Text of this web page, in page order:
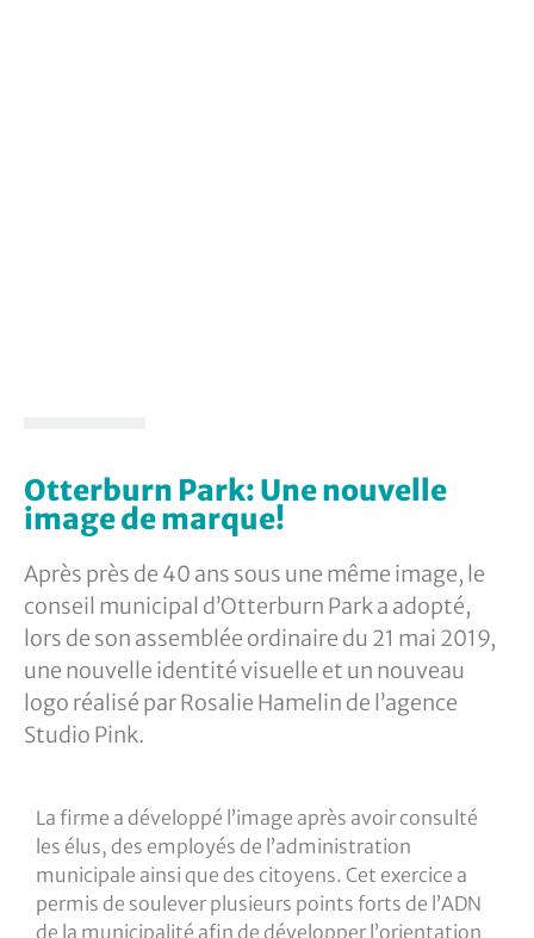
Otterburn Park: Une nouvelle
image de marque!
Après près de 40 ans sous une même image, le
conseil municipal d’Otterburn Park a adopté,
lors de son assemblée ordinaire du 21 mai 2019,
une nouvelle identité visuelle et un nouveau
logo réalisé par Rosalie Hamelin de l’agence
Studio Pink.
La firme a développé l’image après avoir consulté
les élus, des employés de l’administration
municipale ainsi que des citoyens. Cet exercice a
permis de soulever plusieurs points forts de l’ADN
de la municipalité afin de développer l’orientation